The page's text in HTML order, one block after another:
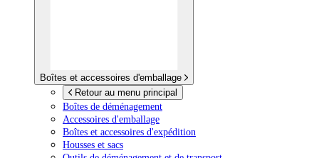
Boîtes et accessoires d'emballage
Retour au menu principal
Boîtes de déménagement
Accessoires d'emballage
Boîtes et accessoires d'expédition
Housses et sacs